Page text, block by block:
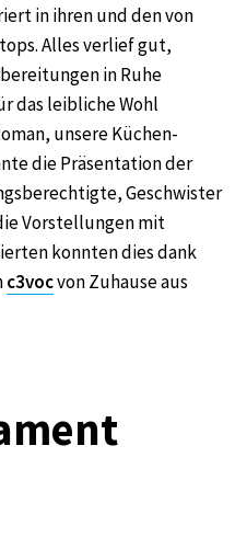
in ihren und den von
Alles verlief gut,
in Ruhe
das leibliche Wohl
unsere Küchen-
die Präsentation der
Geschwister
Vorstellungen mit
konnten dies dank
c3vocvon Zuhause aus